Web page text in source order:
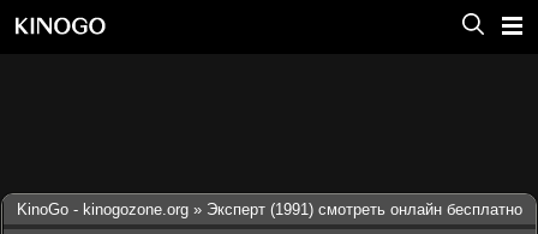
KinoGo - kinogozone.org » Эксперт (1991) смотреть онлайн бесплатно